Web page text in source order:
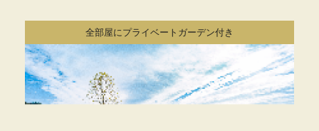
全部屋にプライベートガーデン付き